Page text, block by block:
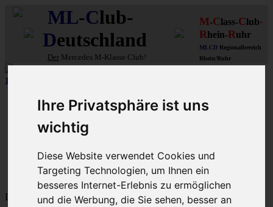
Ihre Privatsphäre ist uns
wichtig
Diese Website verwendet Cookies und
Targeting Technologien, um Ihnen ein
besseres Internet-Erlebnis zu ermöglichen
und die Werbung, die Sie sehen, besser an
ML-Club-
Deutschland
Der Mercedes M-Klasse Club!
M-Class-Club-
Rhein-Ruhr
MLCD Regionalbereich
Rhein/Ruhr
12 aus mehr als 170
Schnellzugriff
Ungelesene
MLCD-Ausstellung
FAQ
MLCD-Seiten
MLCD-Foren-Übersicht
Dein letzter Besuch: 10. Aug 2026, 06:39